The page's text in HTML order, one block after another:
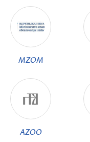
MZOM
AZOO